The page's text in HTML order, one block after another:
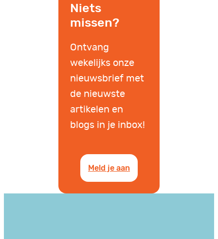
Niets
missen?
Ontvang
wekelijks onze
nieuwsbrief met
de nieuwste
artikelen en
blogs in je inbox!
Meld je aan